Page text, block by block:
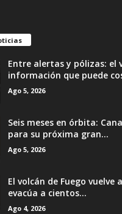
Entre alertas y pólizas: el
información que puede
Ago 5, 2026
Seis meses en órbita:
para su próxima gran...
Ago 5, 2026
El volcán de Fuego vuelve
evacúa a cientos...
Ago 4, 2026